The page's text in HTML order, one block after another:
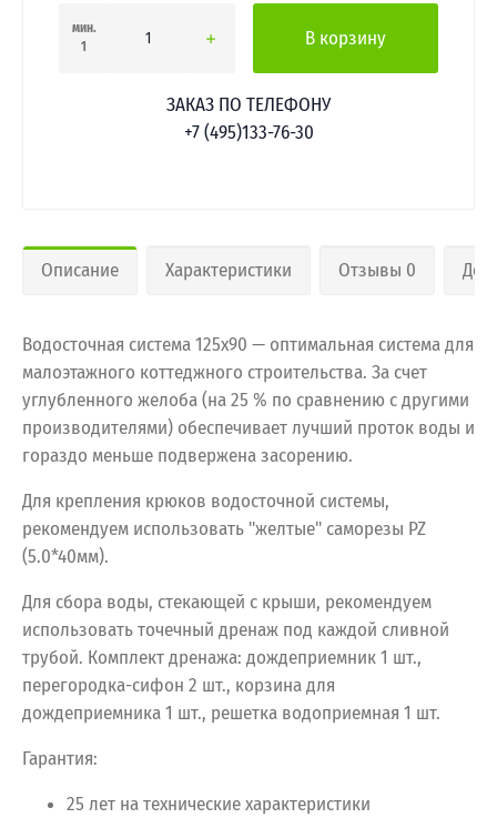
мин.
1
В корзину
ЗАКАЗ ПО ТЕЛЕФОНУ
+7 (495)133-76-30
Описание Характеристики Отзывы 0
Водосточная система 125х90 — оптимальная система для
малоэтажного коттеджного строительства. За счет
углубленного желоба (на 25 % по сравнению с другими
производителями) обеспечивает лучший проток воды и
гораздо меньше подвержена засорению.
Для крепления крюков водосточной системы,
рекомендуем использовать "желтые" саморезы PZ
(5.0*40мм).
Для сбора воды, стекающей с крыши, рекомендуем
использовать точечный дренаж под каждой сливной
трубой. Комплект дренажа: дождеприемник 1 шт.,
перегородка-сифон 2 шт., корзина для
дождеприемника 1 шт., решетка водоприемная 1 шт.
Гарантия:
25 лет на технические характеристики